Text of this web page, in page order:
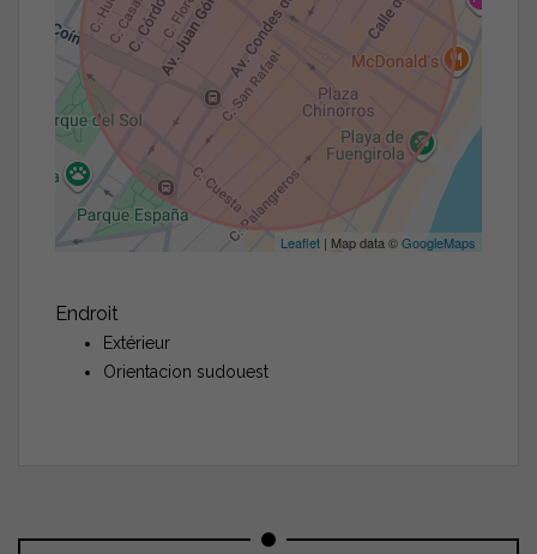
Leaflet | Map data ©GoogleMaps
Endroit
Extérieur
Orientacion sudouest